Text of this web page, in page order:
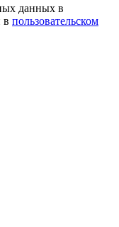
данных в
в пользовательском